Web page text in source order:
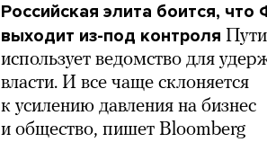
Российская элита боится, что
выходит из-под контроля
использует ведомство для
власти. И все чаще склоняется
к усилению давления на бизнес
и общество, пишет Bloomberg